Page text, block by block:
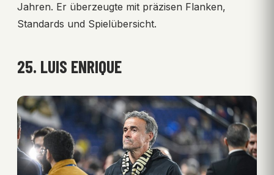
Jahren. Er überzeugte mit präzisen Flanken,
Standards und Spielübersicht.
25. LUIS ENRIQUE